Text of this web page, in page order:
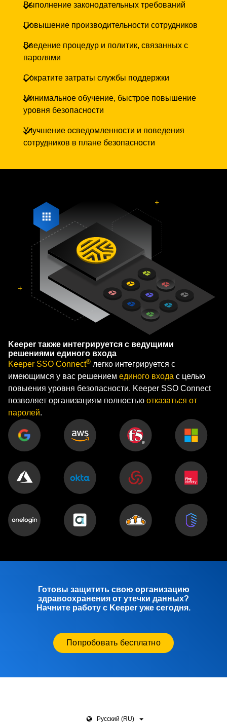
выполнение законодательных требований
повышение производительности сотрудников
введение процедур и политик, связанных с
паролями
сократите затраты службы поддержки
минимальное обучение, быстрое повышение
уровня безопасности
улучшение осведомленности и поведения
сотрудников в плане безопасности
Keeper также интегрируется с ведущими
решениями единого входа
Keeper SSO Connect® легко интегрируется с
имеющимся у вас решением единого входа с целью
повыения уровня безопасности. Keeper SSO Connect
позволяет организациям полностью отказаться от
паролей.
Готовы защитить свою организацию
здравоохранения от утечки данных?
Начните работу с Keeper уже сегодня.
Попробовать бесплатно
Pусский (RU)